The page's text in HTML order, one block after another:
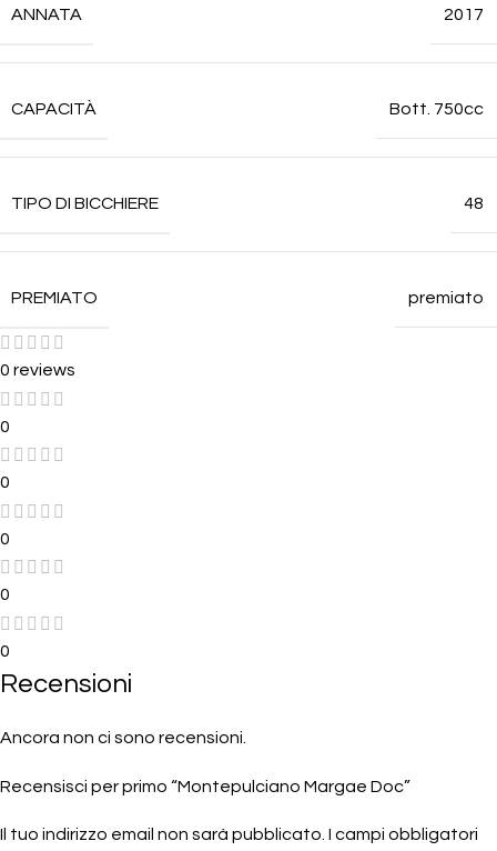
ANNATA 2017
CAPACITÀ Bott. 750cc
TIPO DI BICCHIERE 48
PREMIATO premiato
0 reviews
0
0
0
0
0
Recensioni
Ancora non ci sono recensioni.
Recensisci per primo “Montepulciano Margae Doc”
Il tuo indirizzo email non sarà pubblicato. I campi obbligatori